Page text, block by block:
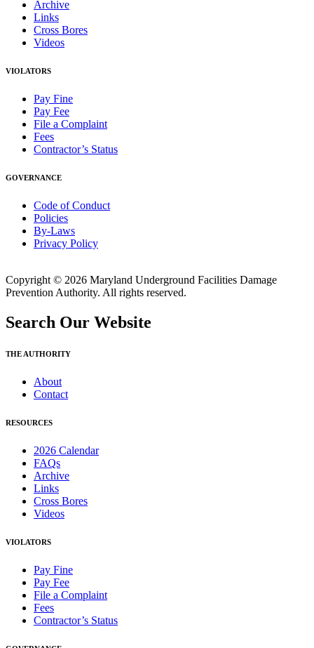
Archive
Links
Cross Bores
Videos
VIOLATORS
Pay Fine
Pay Fee
File a Complaint
Fees
Contractor’s Status
GOVERNANCE
Code of Conduct
Policies
By-Laws
Privacy Policy
Copyright © 2026 Maryland Underground Facilities Damage
Prevention Authority. All rights reserved.
Search Our Website
THE AUTHORITY
About
Contact
RESOURCES
2026 Calendar
FAQs
Archive
Links
Cross Bores
Videos
VIOLATORS
Pay Fine
Pay Fee
File a Complaint
Fees
Contractor’s Status